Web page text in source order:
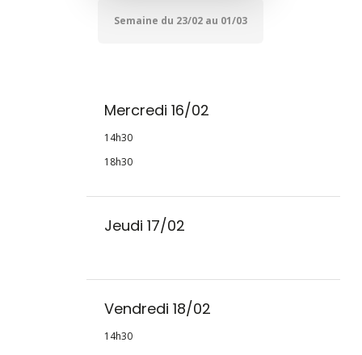
Semaine du 23/02 au 01/03
Mercredi 16/02
14h30
18h30
Jeudi 17/02
Vendredi 18/02
14h30